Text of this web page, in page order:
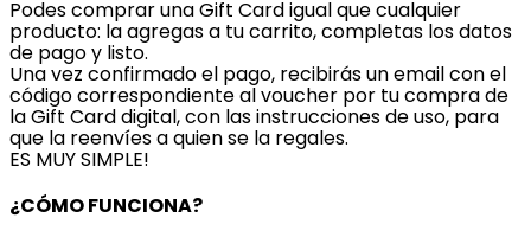
Podes comprar una Gift Card igual que cualquier
producto: la agregas a tu carrito, completas los datos
de pago y listo.
Una vez confirmado el pago, recibirás un email con el
código correspondiente al voucher por tu compra de
la Gift Card digital, con las instrucciones de uso, para
que la reenvíes a quien se la regales.
ES MUY SIMPLE!
¿CÓMO FUNCIONA?